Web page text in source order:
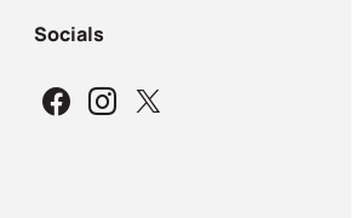
Socials